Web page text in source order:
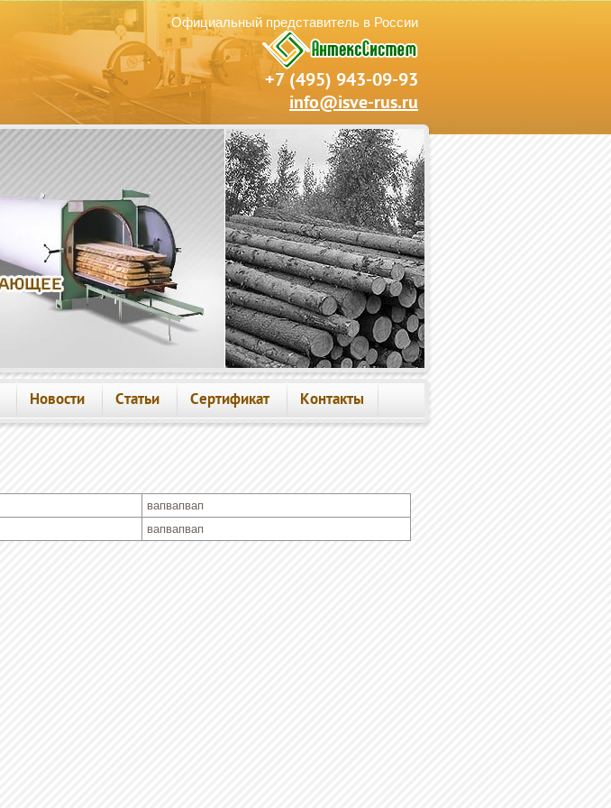
Официальный представитель в России
+7 (495) 943-09-93
info@isve-rus.ru
Новости Статьи Сертификат Контакты
вапвапвап
вапвапвап